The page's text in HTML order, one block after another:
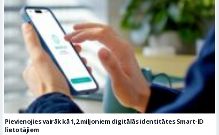
Volkswagen Passat uzturēšana: praktiska pieeja ilgākam
kalpošanas laikam